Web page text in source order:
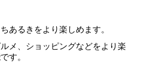
あるきをより楽しめます。
メ、ショッピングなどをより楽
す。